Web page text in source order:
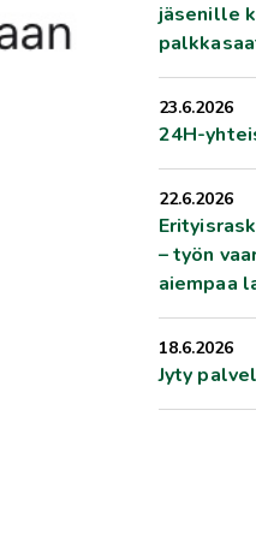
jäsenille
23.6.2026
24H-
22.6.2026
– työn
aiempaa
18.6.2026
Jyty